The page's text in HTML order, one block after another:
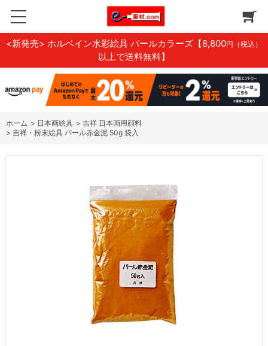
<新発売> ホルベイン水彩絵具 パールカラーズ 【8,800円（税込）
以上で送料無料】
ホーム > 日本画絵具 > 吉祥 日本画用顔料
> 吉祥・粉末絵具 パール赤金泥 50g 袋入